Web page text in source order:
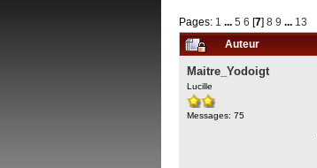
Pages: 1 ... 5 6 [7] 8 9 ... 13
Auteur
Maitre_Yodoigt
Lucille
Messages: 75